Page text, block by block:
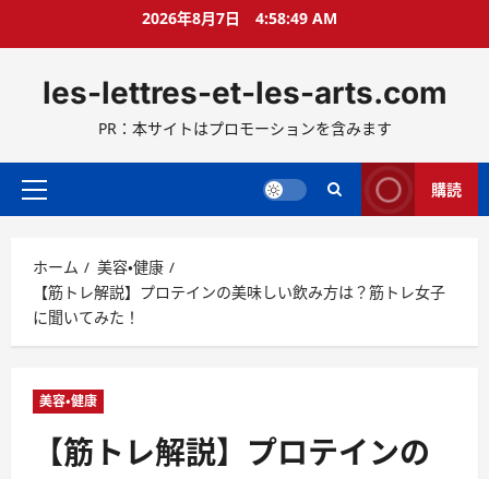
ス
ッ
2026年8月7日 4:58:51 AM
les-lettres-et-les-arts.com
PR：本サイトはプロモーションを含みます
メ
メ
ニ
ュ
ー
購読
ホーム
美容・健康
【筋トレ解説】プロテインの美味しい飲み方は？筋トレ女子
に聞いてみた！
美容・健康
【筋トレ解説】プロテインの